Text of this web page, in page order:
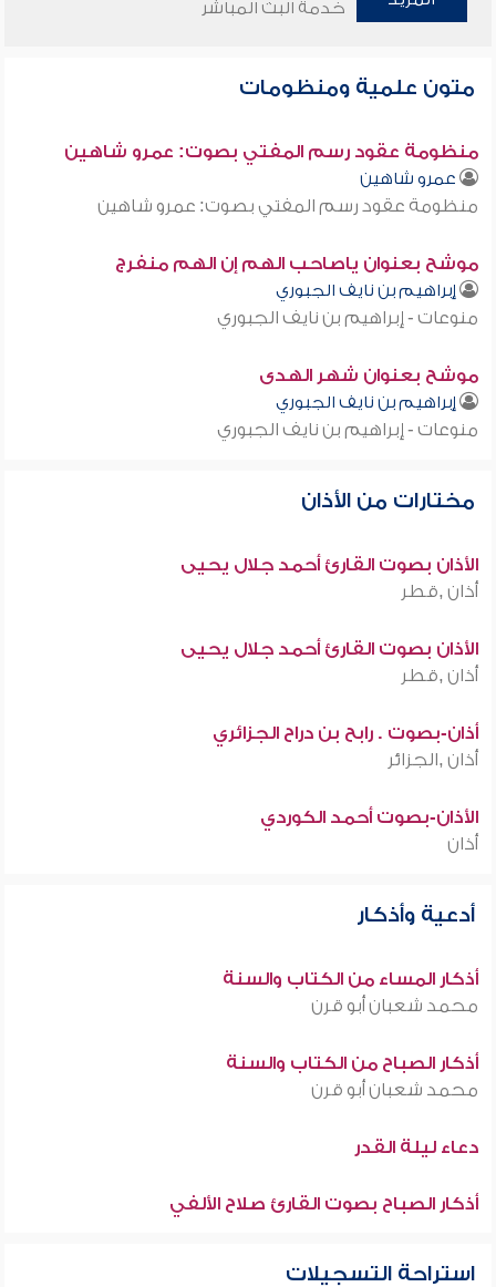
خدمة البث المباشر
متون علمية ومنظومات
منظومة عقود رسم المفتي بصوت: عمرو شاهين
عمرو شاهين
منظومة عقود رسم المفتي بصوت: عمرو شاهين
موشح بعنوان ياصاحب الهم إن الهم منفرج
إبراهيم بن نايف الجبوري
منوعات - إبراهيم بن نايف الجبوري
موشح بعنوان شهر الهدى
إبراهيم بن نايف الجبوري
منوعات - إبراهيم بن نايف الجبوري
مختارات من الأذان
الأذان بصوت القارئ أحمد جلال يحيى
أذان ,قطر
الأذان بصوت القارئ أحمد جلال يحيى
أذان ,قطر
أذان-بصوت . رابح بن دراح الجزائري
أذان ,الجزائر
الأذان-بصوت أحمد الكوردي
أذان
أدعية وأذكار
أذكار المساء من الكتاب والسنة
محمد شعبان أبو قرن
أذكار الصباح من الكتاب والسنة
محمد شعبان أبو قرن
دعاء ليلة القدر
أذكار الصباح بصوت القارئ صلاح الألفي
استراحة التسجيلات